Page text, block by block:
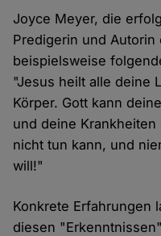
Joyce Meyer, die
Predigerin und Autorin
beispielsweise
"Jesus heilt alle deine
Körper. Gott kann
und deine
nicht tun kann, und
will!"
Konkrete Erfahrungen
diesen